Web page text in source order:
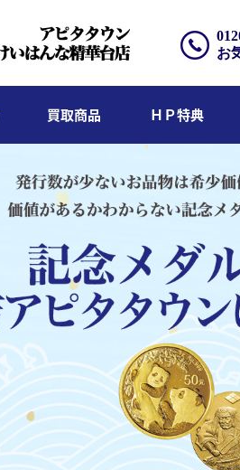
お
買取商品 ＨＰ特典